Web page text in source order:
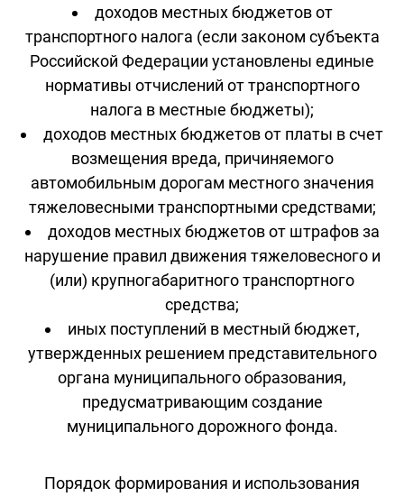
доходов местных бюджетов от
транспортного налога (если законом субъекта
Российской Федерации установлены единые
нормативы отчислений от транспортного
налога в местные бюджеты);
доходов местных бюджетов от платы в счет
возмещения вреда, причиняемого
автомобильным дорогам местного значения
тяжеловесными транспортными средствами;
доходов местных бюджетов от штрафов за
нарушение правил движения тяжеловесного и
(или) крупногабаритного транспортного
средства;
иных поступлений в местный бюджет,
утвержденных решением представительного
органа муниципального образования,
предусматривающим создание
муниципального дорожного фонда.
Порядок формирования и использования